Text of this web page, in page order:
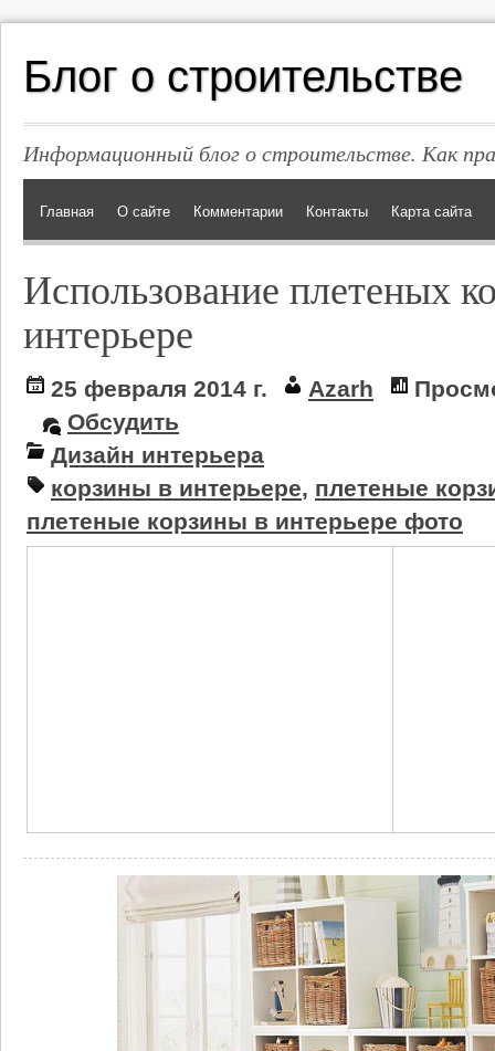
Блог о строительстве
Информационный блог о строительстве. Как
Главная О сайте Комментарии Контакты Карта сайта
Использование плетеных
интерьере
25 февраля 2014 г. Azarh
Обсудить
Дизайн интерьера
корзины в интерьере, плетеные
плетеные корзины в интерьере фото